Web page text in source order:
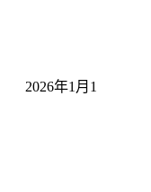
2026年1月1